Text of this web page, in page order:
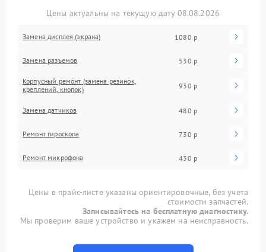
Цены актуальны на текущую дату 08.08.2026
Замена дисплея (экрана) 1080 р
Замена разъемов 530 р
Корпусный ремонт (замена резинок,
креплений, кнопок)
930 р
Замена датчиков 480 р
Ремонт гироскопа 730 р
Ремонт микрофона 430 р
Цены в прайс-листе указаны ориентировочные, без учета
стоимости запчастей.
Записывайтесь на бесплатную диагностику.
Мы проверим ваше устройство и укажем на неисправность.